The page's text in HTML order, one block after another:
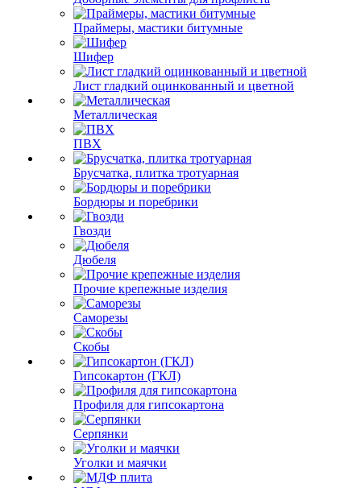
Праймеры, мастики битумные
Шифер
Лист гладкий оцинкованный и цветной
Металлическая
ПВХ
Брусчатка, плитка тротуарная
Бордюры и поребрики
Гвозди
Дюбеля
Прочие крепежные изделия
Саморезы
Скобы
Гипсокартон (ГКЛ)
Профиля для гипсокартона
Серпянки
Уголки и маячки